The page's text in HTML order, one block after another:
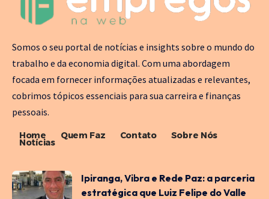
Somos o seu portal de notícias e insights sobre o mundo do
trabalho e da economia digital. Com uma abordagem
focada em fornecer informações atualizadas e relevantes,
cobrimos tópicos essenciais para sua carreira e finanças
pessoais.
Home Quem Faz Contato Sobre Nós
Notícias
Ipiranga, Vibra e Rede Paz: a parceria
estratégica que Luiz Felipe do Valle